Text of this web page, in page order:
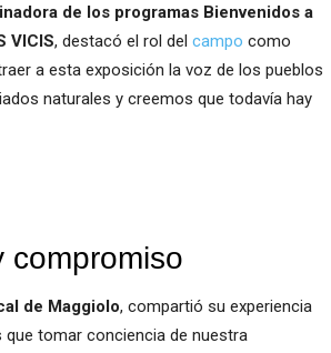
de los programas Bienvenidos a
VICIS, destacó el rol del campo como
a esta exposición la voz de los pueblos
naturales y creemos que todavía hay
compromiso
de Maggiolo, compartió su experiencia
que tomar conciencia de nuestra